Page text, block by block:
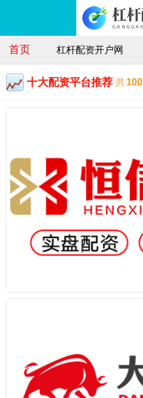
首页 杠杆配资开户网
十大配资平台推荐 共100